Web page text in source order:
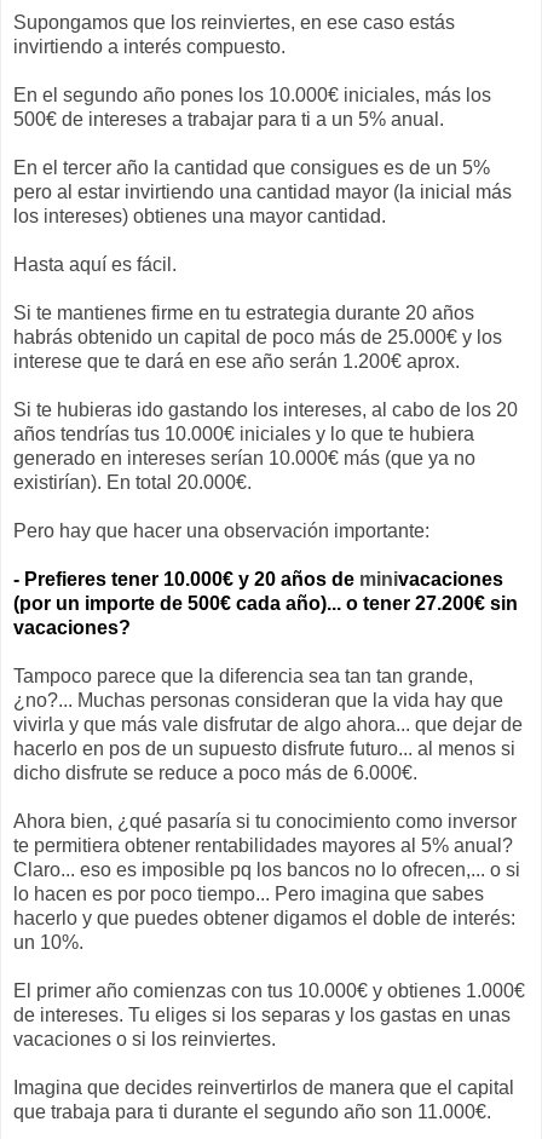
Supongamos que los reinviertes, en ese caso estás
invirtiendo a interés compuesto.
En el segundo año pones los 10.000€ iniciales, más los
500€ de intereses a trabajar para ti a un 5% anual.
En el tercer año la cantidad que consigues es de un 5%
pero al estar invirtiendo una cantidad mayor (la inicial más
los intereses) obtienes una mayor cantidad.
Hasta aquí es fácil.
Si te mantienes firme en tu estrategia durante 20 años
habrás obtenido un capital de poco más de 25.000€ y los
interese que te dará en ese año serán 1.200€ aprox.
Si te hubieras ido gastando los intereses, al cabo de los 20
años tendrías tus 10.000€ iniciales y lo que te hubiera
generado en intereses serían 10.000€ más (que ya no
existirían). En total 20.000€.
Pero hay que hacer una observación importante:
- Prefieres tener 10.000€ y 20 años de minivacaciones
(por un importe de 500€ cada año)... o tener 27.200€ sin
vacaciones?
Tampoco parece que la diferencia sea tan tan grande,
¿no?... Muchas personas consideran que la vida hay que
vivirla y que más vale disfrutar de algo ahora... que dejar de
hacerlo en pos de un supuesto disfrute futuro... al menos si
dicho disfrute se reduce a poco más de 6.000€.
Ahora bien, ¿qué pasaría si tu conocimiento como inversor
te permitiera obtener rentabilidades mayores al 5% anual?
Claro... eso es imposible pq los bancos no lo ofrecen,... o si
lo hacen es por poco tiempo... Pero imagina que sabes
hacerlo y que puedes obtener digamos el doble de interés:
un 10%.
El primer año comienzas con tus 10.000€ y obtienes 1.000€
de intereses. Tu eliges si los separas y los gastas en unas
vacaciones o si los reinviertes.
Imagina que decides reinvertirlos de manera que el capital
que trabaja para ti durante el segundo año son 11.000€.